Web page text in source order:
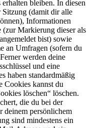
bleiben. In diesen
(damit dir alle
Informationen
(zur Markierung dieser als
bist) sowie
an Umfragen (sofern du
werden deine
und eine
haben standardmäßig
Cookies kannst du
löschen“ löschen.
die du bei der
deinem persönlichem
sind mindestens ein